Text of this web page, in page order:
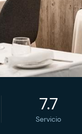
7.7
Servicio